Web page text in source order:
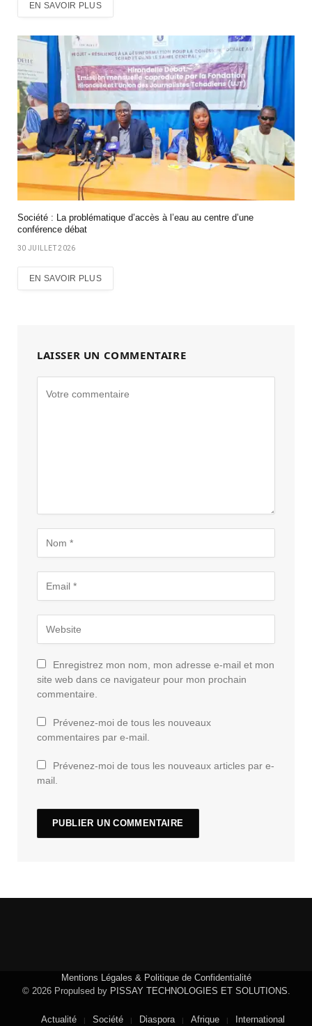
EN SAVOIR PLUS
Société : La problématique d’accès à l’eau au centre d’une
conférence débat
30 JUILLET 2026
EN SAVOIR PLUS
LAISSER UN COMMENTAIRE
Enregistrez mon nom, mon adresse e-mail et mon
site web dans ce navigateur pour mon prochain
commentaire.
Prévenez-moi de tous les nouveaux
commentaires par e-mail.
Prévenez-moi de tous les nouveaux articles par e-
mail.
Mentions Légales & Politique de Confidentialité
© 2026 Propulsed by PISSAY TECHNOLOGIES ET SOLUTIONS.
Actualité Société Diaspora Afrique International